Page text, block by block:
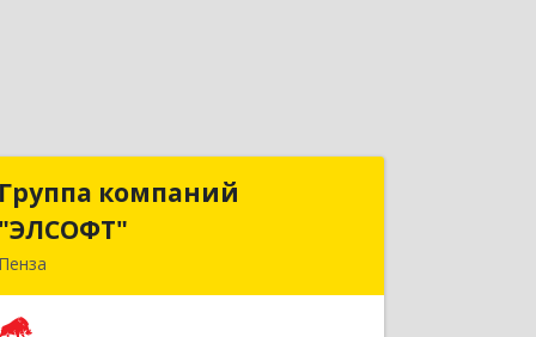
Группа компаний
"ЭЛСОФТ"
Пенза
Группа компаний